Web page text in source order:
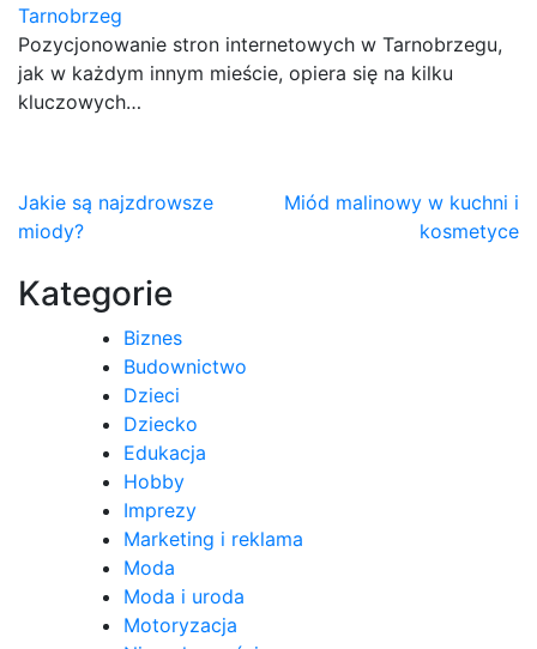
Tarnobrzeg
Pozycjonowanie stron internetowych w Tarnobrzegu,
jak w każdym innym mieście, opiera się na kilku
kluczowych…
Nawigacja
wpisu
Jakie są najzdrowsze
miody?
Miód malinowy w kuchni i
kosmetyce
Kategorie
Biznes
Budownictwo
Dzieci
Dziecko
Edukacja
Hobby
Imprezy
Marketing i reklama
Moda
Moda i uroda
Motoryzacja